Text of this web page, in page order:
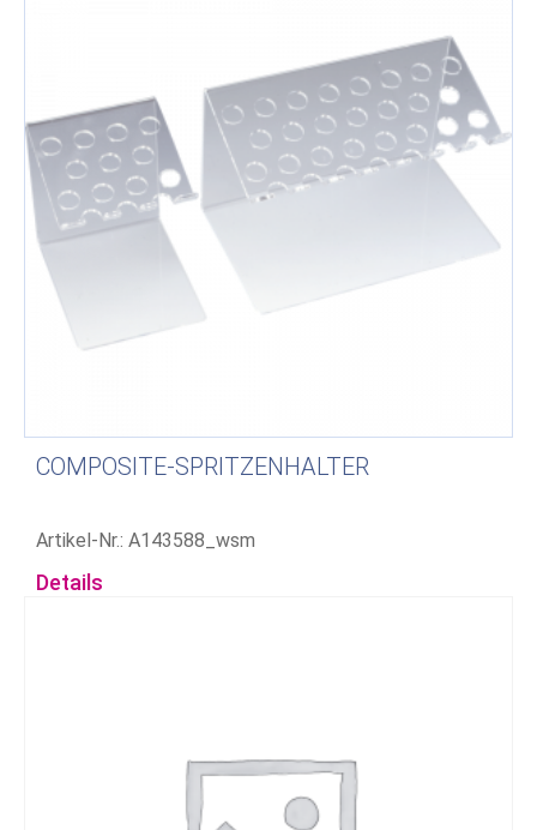
COMPOSITE-SPRITZENHALTER
Artikel-Nr.: A143588_wsm
Details